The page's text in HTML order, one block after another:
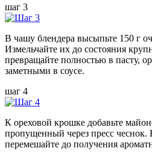
шаг 3
В чашу блендера высыпьте 150 г
Измельчайте их до состояния
превращайте полностью в пасту,
заметными в соусе.
шаг 4
К ореховой крошке добавьте
пропущенный через пресс чеснок.
перемешайте до получения